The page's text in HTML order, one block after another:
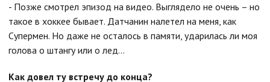
- Позже смотрел эпизод на видео. Выглядело не очень – но
такое в хоккее бывает. Датчанин налетел на меня, как
Супермен. Но даже не осталось в памяти, ударилась ли моя
голова о штангу или о лед...
Как довел ту встречу до конца?